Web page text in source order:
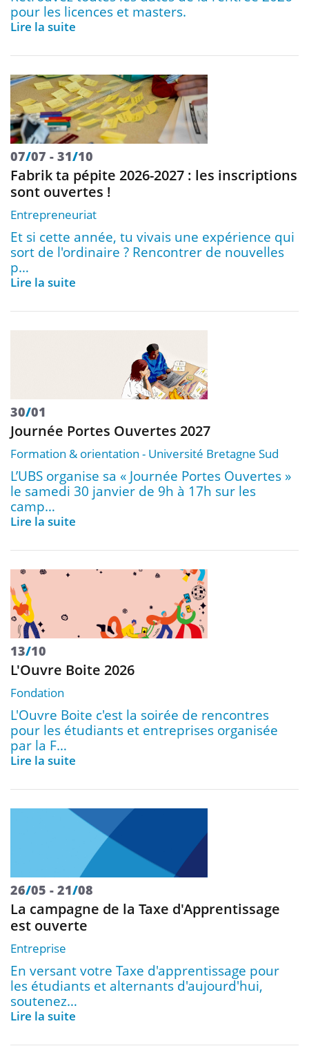
pour les licences et masters.
Lire la suite
07/07 31/10
Fabrik ta pépite 2026-2027 : les inscriptions
sont ouvertes !
Entrepreneuriat
Et si cette année, tu vivais une expérience qui
sort de l'ordinaire ? Rencontrer de nouvelles
p…
Lire la suite
30/01
Journée Portes Ouvertes 2027
Formation & orientation Université Bretagne Sud
L’UBS organise sa « Journée Portes Ouvertes »
le samedi 30 janvier de 9h à 17h sur les
camp…
Lire la suite
13/10
L'Ouvre Boite 2026
Fondation
L'Ouvre Boite c'est la soirée de rencontres
pour les étudiants et entreprises organisée
par la F…
Lire la suite
26/05 21/08
La campagne de la Taxe d'Apprentissage
est ouverte
Entreprise
En versant votre Taxe d'apprentissage pour
les étudiants et alternants d'aujourd'hui,
soutenez…
Lire la suite